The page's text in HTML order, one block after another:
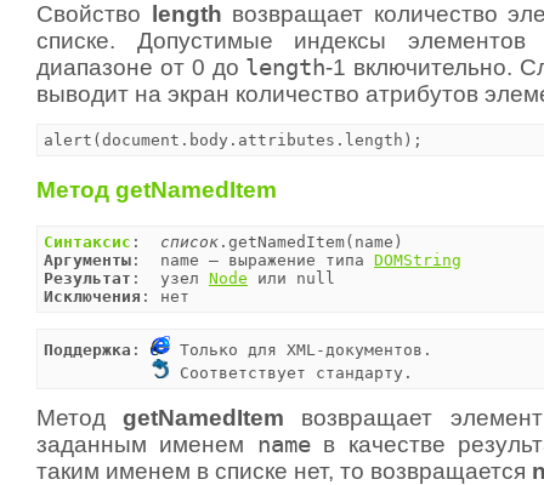
Свойство length возвращает количество
списке. Допустимые индексы
диапазоне от 0 до length-1 включительно.
выводит на экран количество атрибутов
alert(document.body.attributes.length);
Метод getNamedItem
Синтаксис : список
Аргументы :  name — выражение типа DOMString
Результат :  узел Node
Исключения : нет
Поддержка :
Только для XML-документов.
Соответствует стандарту.
МетодgetNamedItem возвращает
заданным именем nameв качестве
таким именем в списке нет, то возвращается